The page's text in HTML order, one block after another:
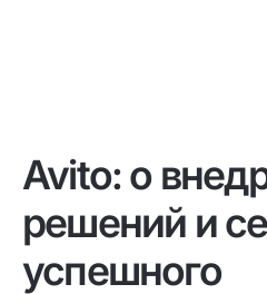
Avito: о
решений и
успешного